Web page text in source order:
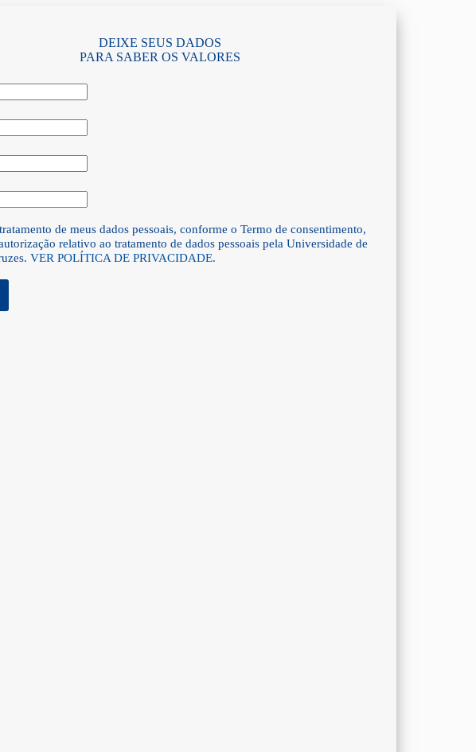
DEIXE SEUS DADOS
PARA SABER OS VALORES
de meus dados pessoais, conforme o Termo de consentimento,
relativo ao tratamento de dados pessoais pela Universidade de
VER POLÍTICA DE PRIVACIDADE.